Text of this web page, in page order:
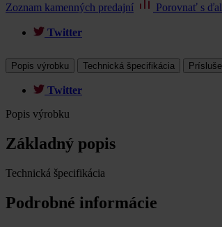
Zoznam kamenných predajní
Porovnať s
Twitter
Popis výrobku Technická špecifikácia
Twitter
Popis výrobku
Základný popis
Technická špecifikácia
Podrobné informácie